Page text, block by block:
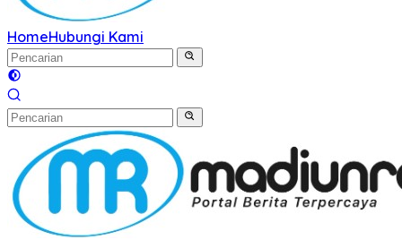
HomeHubungi Kami